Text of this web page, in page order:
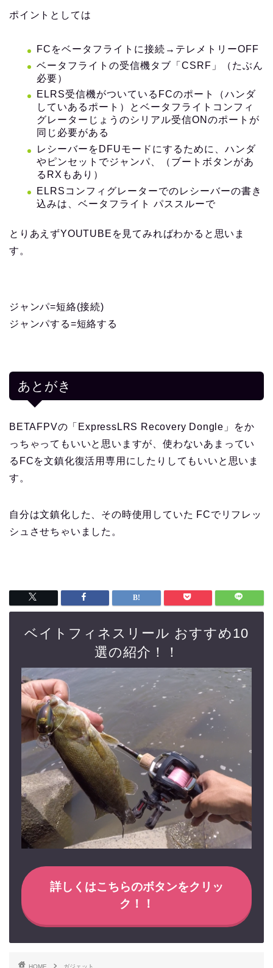
ポイントとしては
FCをベータフライトに接続→テレメトリーOFF
ベータフライトの受信機タブ「CSRF」（たぶん
必要）
ELRS受信機がついているFCのポート（ハンダ
していあるポート）とベータフライトコンフィ
グレーターじょうのシリアル受信ONのポートが
同じ必要がある
レシーバーをDFUモードにするために、ハンダ
やピンセットでジャンパ、（ブートボタンがあ
るRXもあり）
ELRSコンフィグレーターでのレシーバーの書き
込みは、ベータフライト パススルーで
とりあえずYOUTUBEを見てみればわかると思いま
す。
ジャンパ=短絡(接続)
ジャンパする=短絡する
あとがき
BETAFPVの「ExpressLRS Recovery Dongle」をか
っちゃってもいいと思いますが、使わないあまってい
るFCを文鎮化復活用専用にしたりしてもいいと思いま
す。
自分は文鎮化した、その時使用していた FCでリフレッ
シュさせちゃいました。
ベイトフィネスリール おすすめ10
選の紹介！！
詳しくはこちらのボタンをクリッ
ク！！